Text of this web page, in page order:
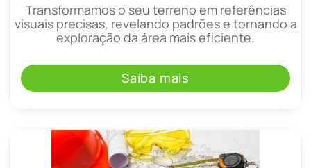
Transformamos o seu terreno em referências
visuais precisas, revelando padrões e tornando a
exploração da área mais eficiente.
Saiba mais